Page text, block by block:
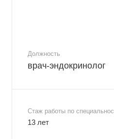
Должность
врач-эндокринолог
Стаж работы по
13 лет